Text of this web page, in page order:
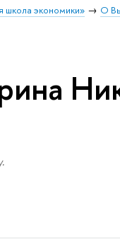
школа экономики» О